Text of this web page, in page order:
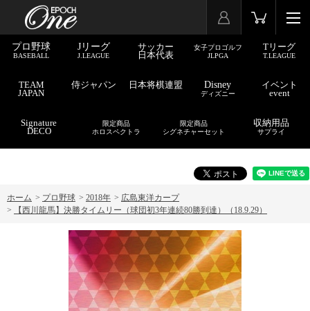
プロ野球
BASEBALL
Jリーグ
J.LEAGUE
サッカー
日本代表
女子プロゴルフ
JLPGA
Tリーグ
T.LEAGUE
TEAM
JAPAN
侍ジャパン 日本将棋連盟 Disney
ディズニー
イベント
event
Signature
DECO
限定商品
ホロスペクトラ
限定商品
シグネチャーセット
収納用品
サプライ
ホーム > プロ野球 > 2018年 > 広島東洋カープ
>
【西川龍馬】決勝タイムリー（球団初3年連続80勝到達）（18.9.29）